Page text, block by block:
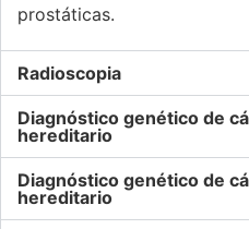
prostáticas.
Radioscopia
Diagnóstico genético de
hereditario
Diagnóstico genético de
hereditario